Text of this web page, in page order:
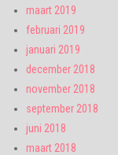
maart 2019
februari 2019
januari 2019
december 2018
november 2018
september 2018
juni 2018
maart 2018